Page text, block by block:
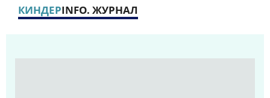
КИНДЕРINFO. ЖУРНАЛ